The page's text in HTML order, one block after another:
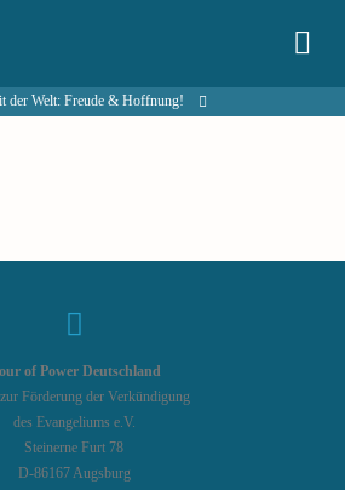
der Welt: Freude & Hoffnung!
of Power Deutschland
Förderung der Verkündigung
des Evangeliums e.V.
Steinerne Furt 78
D-86167 Augsburg